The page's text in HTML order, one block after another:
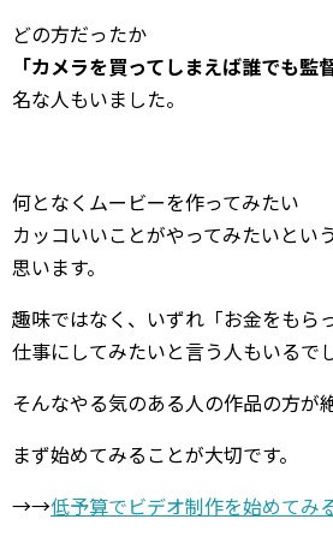
どの方だったか
「カメラを買ってしまえば誰でも監
名な人もいました。
何となくムービーを作ってみたい
カッコいいことがやってみたいとい
思います。
趣味ではなく、いずれ「お金をもらっ
仕事にしてみたいと言う人もいるで
そんなやる気のある人の作品の方が
まず始めてみることが大切です。
→→低予算でビデオ制作を始めてみ